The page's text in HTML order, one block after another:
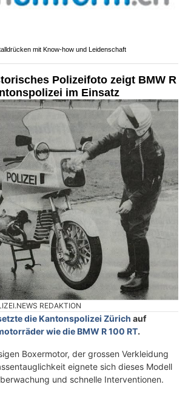
mit Know-how und Leidenschaft
Polizeifoto zeigt BMW R
im Einsatz
REDAKTION
die Kantonspolizei Zürich auf
wie die BMW R 100 RT.
Boxermotor, der grossen Verkleidung
eignete sich dieses Modell
und schnelle Interventionen.